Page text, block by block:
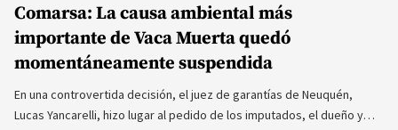
Comarsa: La causa ambiental más
importante de Vaca Muerta quedó
momentáneamente suspendida
En una controvertida decisión, el juez de garantías de Neuquén,
Lucas Yancarelli, hizo lugar al pedido de los imputados, el dueño y…